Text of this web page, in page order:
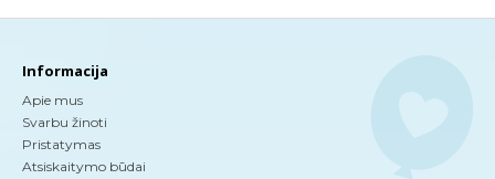
Informacija
Apie mus
Svarbu žinoti
Pristatymas
Atsiskaitymo būdai